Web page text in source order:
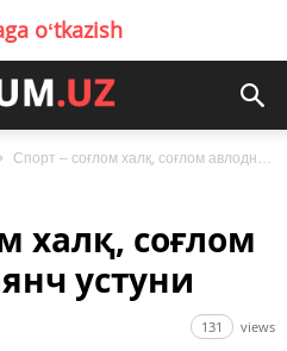
oʻtkazish
Спорт – соғлом халқ, соғлом авлоднинг таянч устуни
халқ, соғлом
устуни
131 views